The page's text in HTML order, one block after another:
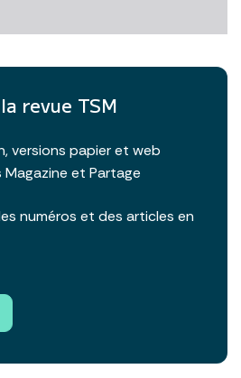
revue TSM
versions papier et web
et Partage
numéros et des articles en